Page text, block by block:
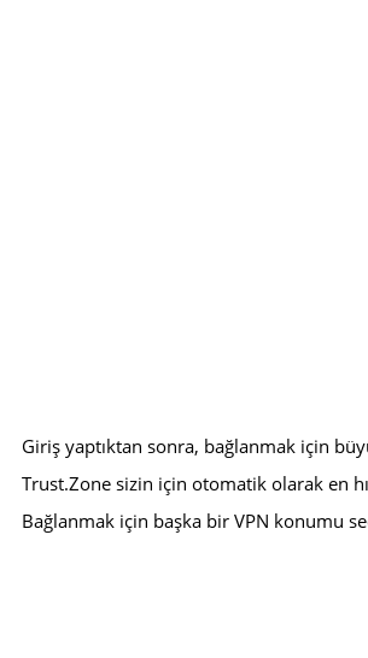
Giriş yaptıktan sonra, bağlanmak için
Trust.Zone sizin için otomatik olarak en
Bağlanmak için başka bir VPN konumu